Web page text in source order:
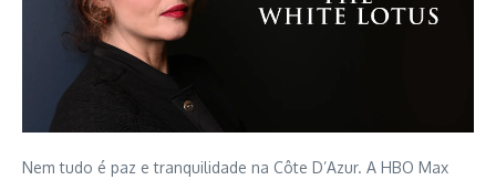
Nem tudo é paz e tranquilidade na Côte D’Azur. A HBO Max